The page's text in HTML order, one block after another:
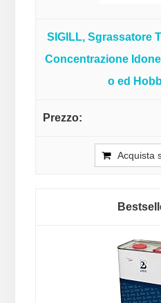
SIGILL, Sgrassatore
Concentrazione
o ed
Acquista